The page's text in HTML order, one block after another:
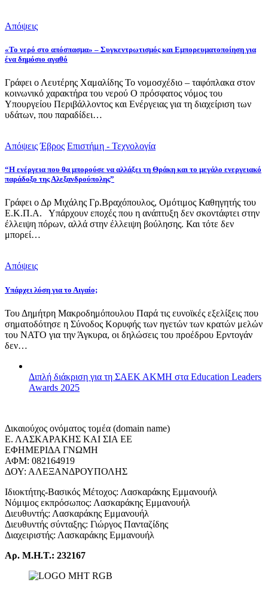
Απόψεις
«Το νερό στο απόσπασμα» – Συγκεντρωτισμός και Εμπορευματοποίηση για
ένα δημόσιο αγαθό
Γράφει ο Λευτέρης Χαμαλίδης Το νομοσχέδιο – ταφόπλακα στον
κοινωνικό χαρακτήρα του νερού Ο πρόσφατος νόμος του
Υπουργείου Περιβάλλοντος και Ενέργειας για τη διαχείριση των
υδάτων, που παραδίδει…
Απόψεις Έβρος Επιστήμη - Τεχνολογία
“Η ενέργεια που θα μπορούσε να αλλάξει τη Θράκη και το μεγάλο ενεργειακό
παράδοξο της Αλεξανδρούπολης”
Γράφει ο Δρ Μιχάλης Γρ.Βραχόπουλος, Ομότιμος Καθηγητής του
Ε.Κ.Π.Α. Υπάρχουν εποχές που η ανάπτυξη δεν σκοντάφτει στην
έλλειψη πόρων, αλλά στην έλλειψη βούλησης. Και τότε δεν
μπορεί…
Απόψεις
Υπάρχει λύση για το Αιγαίο;
Του Δημήτρη Μακροδημόπουλου Παρά τις ευνοϊκές εξελίξεις που
σηματοδότησε η Σύνοδος Κορυφής των ηγετών των κρατών μελών
του ΝΑΤΟ για την Άγκυρα, οι δηλώσεις του προέδρου Ερντογάν
δεν…
Διπλή διάκριση για τη ΣΑΕΚ ΑΚΜΗ στα Education Leaders
Awards 2025
Δικαιούχος ονόματος τομέα (domain name)
Ε. ΛΑΣΚΑΡΑΚΗΣ ΚΑΙ ΣΙΑ ΕΕ
ΕΦΗΜΕΡΙΔΑ ΓΝΩΜΗ
ΑΦΜ: 082164919
ΔΟΥ: ΑΛΕΞΑΝΔΡΟΥΠΟΛΗΣ
Ιδιοκτήτης-Βασικός Μέτοχος: Λασκαράκης Εμμανουήλ
Νόμιμος εκπρόσωπος: Λασκαράκης Εμμανουήλ
Διευθυντής: Λασκαράκης Εμμανουήλ
Διευθυντής σύνταξης: Γιώργος Πανταζίδης
Διαχειριστής: Λασκαράκης Εμμανουήλ
Αρ. Μ.Η.Τ.: 232167